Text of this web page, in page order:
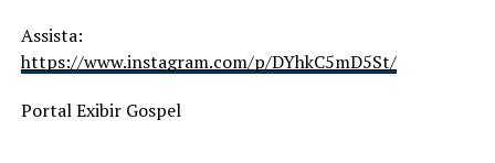
Assista:
https://www.instagram.com/p/DYhkC5mD5St/
Portal Exibir Gospel